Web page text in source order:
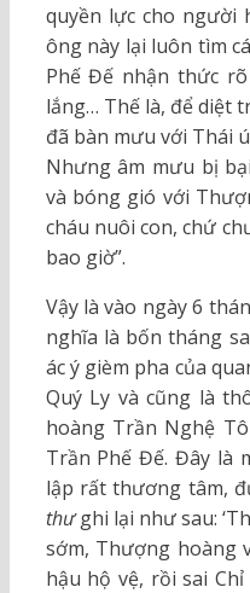
quyền lực cho người
ông này lại luôn tìm
Phế Đế nhận thức
lắng… Thế là, để diệt
đã bàn mưu với Thái
Nhưng âm mưu bị
và bóng gió với
cháu nuôi con, chứ
bao giờ”.
Vậy là vào ngày 6
nghĩa là bốn tháng
ác ý gièm pha của
Quý Ly và cũng là
hoàng Trần Nghệ
Trần Phế Đế. Đây là
lập rất thương tâm,
thưghi lại như sau:
sớm, Thượng hoàng
hậu hộ vệ, rồi sai